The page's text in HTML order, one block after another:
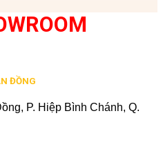
ĐỒNG
P. Hiệp Bình Chánh, Q.